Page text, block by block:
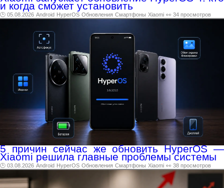
и когда сможет установить
🕑 05.08.2026 Android HyperOS Обновления Смартфоны Xiaomi 👀 34 просмотров
5 причин сейчас же обновить HyperOS —
Xiaomi решила главные проблемы системы
🕑 03.08.2026 Android HyperOS Обновления Смартфоны Xiaomi 👀 38 просмотров